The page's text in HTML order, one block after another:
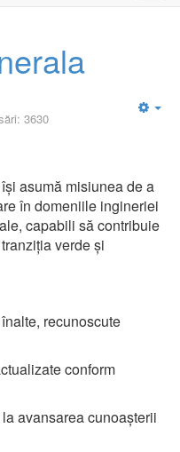
3630
asumă misiunea de a
în domeniile ingineriei
capabili să contribuie
verde și
recunoscute
conform
avansarea cunoașterii